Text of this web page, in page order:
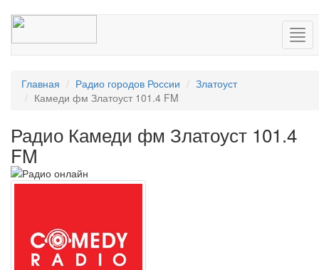
Главная Радио городов России
Златоуст
Камеди фм Златоуст 101.4 FM
Радио Камеди фм Златоуст 101.4
FM